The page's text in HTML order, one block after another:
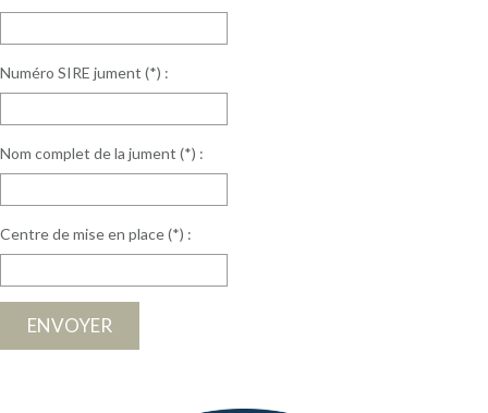
Numéro SIRE jument (*) :
Nom complet de la jument (*) :
Centre de mise en place (*) :